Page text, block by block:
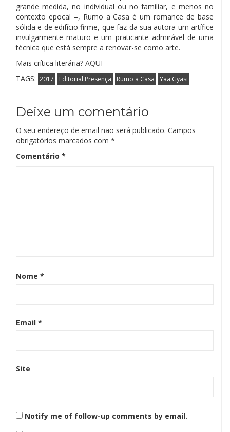
grande medida, no individual ou no familiar, e menos no
contexto epocal –, Rumo a Casa é um romance de base
sólida e de edifício firme, que faz da sua autora um artífice
invulgarmente maturo e um praticante admirável de uma
técnica que está sempre a renovar-se como arte.
Mais crítica literária? AQUI
TAGS: 2017 Editorial Presença Rumo a Casa Yaa Gyasi
Deixe um comentário
O seu endereço de email não será publicado. Campos
obrigatórios marcados com *
Comentário *
Nome *
Email *
Site
Notify me of follow-up comments by email.